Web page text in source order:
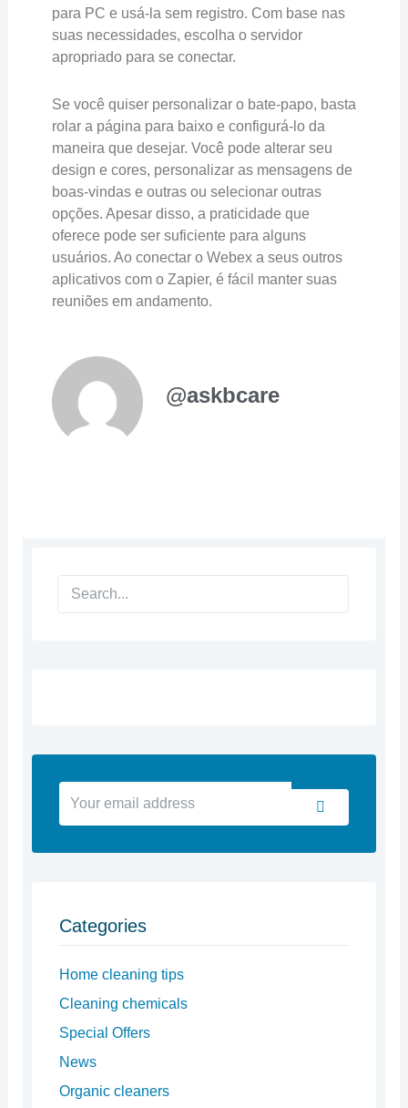
para PC e usá-la sem registro. Com base nas
suas necessidades, escolha o servidor
apropriado para se conectar.
Se você quiser personalizar o bate-papo, basta
rolar a página para baixo e configurá-lo da
maneira que desejar. Você pode alterar seu
design e cores, personalizar as mensagens de
boas-vindas e outras ou selecionar outras
opções. Apesar disso, a praticidade que
oferece pode ser suficiente para alguns
usuários. Ao conectar o Webex a seus outros
aplicativos com o Zapier, é fácil manter suas
reuniões em andamento.
@askbcare
Your
email
address
Submit
Categories
Home cleaning tips
Cleaning chemicals
Special Offers
News
Organic cleaners